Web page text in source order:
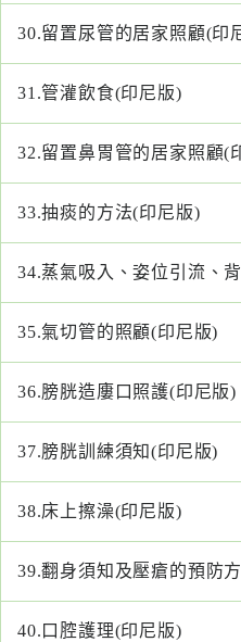
30.留置尿管的居家照顧(印
31.管灌飲食(印尼版)
32.留置鼻胃管的居家照顧(
33.抽痰的方法(印尼版)
34.蒸氣吸入、姿位引流、
35.氣切管的照顧(印尼版)
36.膀胱造廔口照護(印尼版)
37.膀胱訓練須知(印尼版)
38.床上擦澡(印尼版)
39.翻身須知及壓瘡的預防
40. 口腔護理(印尼版)